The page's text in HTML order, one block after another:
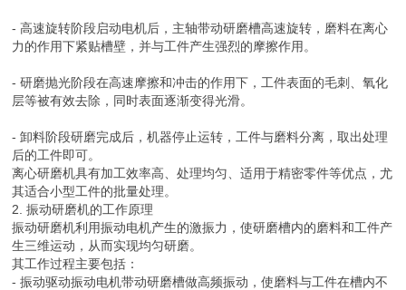
- 高速旋转阶段启动电机后，主轴带动研磨槽高速旋转，磨料在离心
力的作用下紧贴槽壁，并与工件产生强烈的摩擦作用。
- 研磨抛光阶段在高速摩擦和冲击的作用下，工件表面的毛刺、氧化
层等被有效去除，同时表面逐渐变得光滑。
- 卸料阶段研磨完成后，机器停止运转，工件与磨料分离，取出处理
后的工件即可。
离心研磨机具有加工效率高、处理均匀、适用于精密零件等优点，尤
其适合小型工件的批量处理。
2. 振动研磨机的工作原理
振动研磨机利用振动电机产生的激振力，使研磨槽内的磨料和工件产
生三维运动，从而实现均匀研磨。
其工作过程主要包括：
- 振动驱动振动电机带动研磨槽做高频振动，使磨料与工件在槽内不